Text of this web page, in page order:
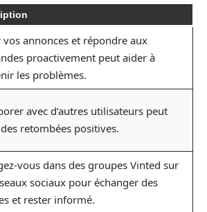
vos annonces et répondre aux
proactivement peut aider à
les problèmes.
avec d’autres utilisateurs peut
retombées positives.
vous dans des groupes Vinted sur
sociaux pour échanger des
et rester informé.